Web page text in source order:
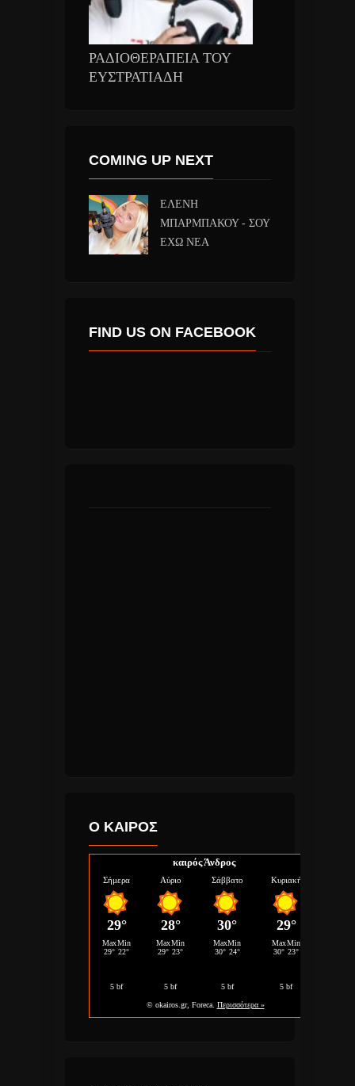
ΡΑΔΙΟΘΕΡΑΠΕΙΑ ΤΟΥ
ΕΥΣΤΡΑΤΙΑΔΗ
COMING UP NEXT
ΕΛΕΝΗ
ΜΠΑΡΜΠΑΚΟΥ - ΣΟΥ
ΕΧΩ ΝΕΑ
FIND US ON FACEBOOK
Ο ΚΑΙΡΟΣ
καιρός Άνδρος